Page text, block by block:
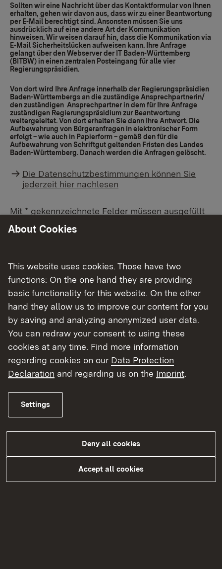
Sollten wir eine Nachricht über das Kontaktformular von Ihnen
erhalten, gehen wir davon aus, dass wir zu einer Beantwortung
per E-Mail berechtigt sind. Ansonsten müssen Sie uns
ausdrücklich auf eine andere Art der Kommunikation
hinweisen. Wir weisen darauf hin, dass die Kommunikation via
E-Mail Sicherheitslücken aufweisen kann. Ihre Anfrage
gelangt über den Webserver der IT Baden-Württemberg
(BITBW) in einen zentralen Posteingang für alle vier
Regierungspräsidien.
Von dort wird Ihre Anfrage innerhalb der Regierungspräsidien
Baden-Württembergs an die zuständige Ansprechpartnerin/
den zuständigen Ansprechpartner in dem für Ihre Anfrage
zuständigen Regierungspräsidium zur Beantwortung
weitergeleitet. Von dort erhalten Sie dann Ihre Antwort. Die
Aufbewahrung von Bürgeranfragen in elektronischer Form
erfolgt – wie auch in Papierform – gemäß den für die
Aufbewahrung von Schriftgut geltenden Fristen des Landes
Baden-Württemberg. Danach werden die Anfragen gelöscht.
Die Datenschutzbestimmungen können Sie
jederzeit hier nachlesen
Mit * gekennzeichnete Felder müssen ausgefüllt
werden.
Ihre Nachricht / Anfrage
Firma
Anrede
Vorname*
About Cookies
This website uses cookies. Those have two
functions: On the one hand they are providing
basic functionality for this website. On the other
hand they allow us to improve our content for you
by saving and analyzing anonymized user data.
You can redraw your consent to using these
cookies at any time. Find more information
regarding cookies on our Data Protection
Declaration and regarding us on the Imprint
Settings
Deny all cookies
Accept all cookies